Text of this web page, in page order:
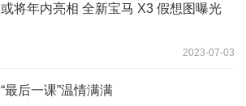
或将年内亮相 全新宝马 X3 假想图曝光
2023-07-03
“最后一课”温情满满